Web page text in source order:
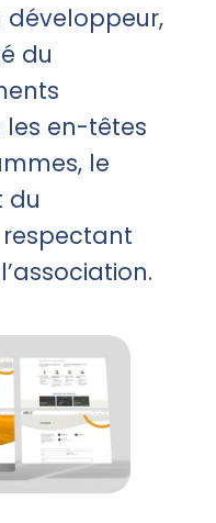
du
en-têtes
le
du